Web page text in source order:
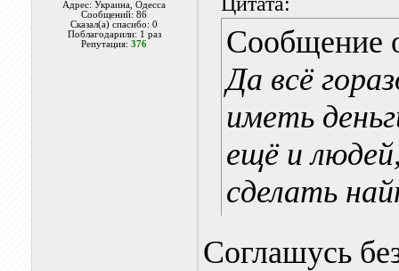
Адрес: Украина, Одесса
Сообщений: 86
Сказал(а) спасибо: 0
Поблагодарили: 1 раз
Репутация:376
Сообщение
Да всё
иметь
ещё и
сделать
Соглашусь